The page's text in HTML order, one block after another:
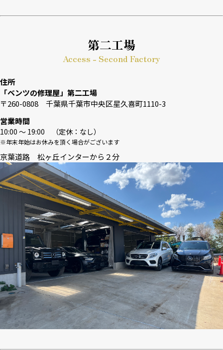
第二工場
Access - Second Factory
住所
「ベンツの修理屋」第二工場
〒260-0808 千葉県千葉市中央区星久喜町1110-3
営業時間
10:00 〜 19:00 （定休：なし）
※年末年始はお休みを頂く場合がございます
京葉道路 松ヶ丘インターから２分